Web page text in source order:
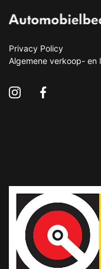
Privacy Policy
Algemene verkoop- en